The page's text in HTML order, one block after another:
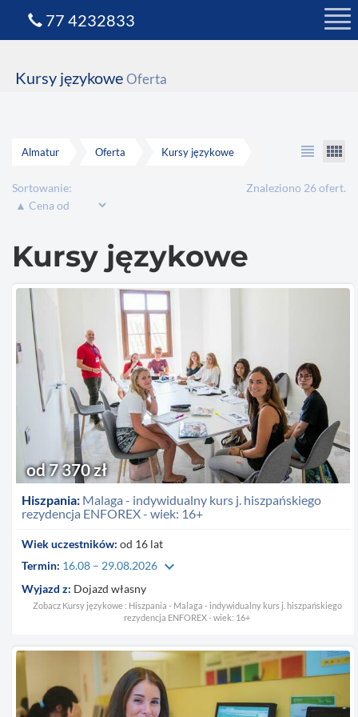
Kursy językowe Oferta
Almatur Oferta Kursy językowe view_headline view_comfy
Sortowanie: Znaleziono 26 ofert.
Kursy językowe
Hiszpania: Malaga - indywidualny kurs j. hiszpańskiego
rezydencja ENFOREX - wiek: 16+
od 7 370 zł
Wiek uczestników: od 16 lat
Termin: 16.08 – 29.08.2026 keyboard_arrow_down
Wyjazd z: Dojazd własny
Zobacz Kursy językowe : Hiszpania - Malaga - indywidualny kurs j. hiszpańskiego
rezydencja ENFOREX - wiek: 16+
77 4232833